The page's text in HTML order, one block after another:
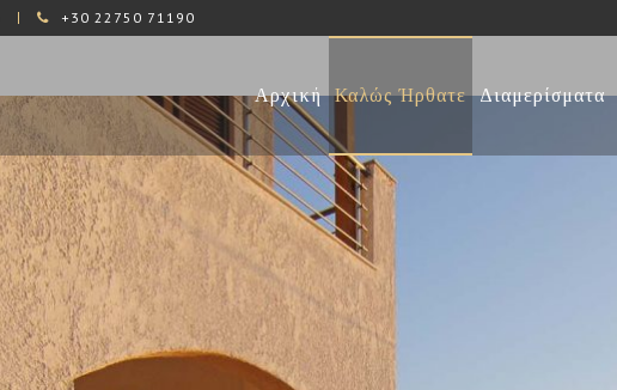
+30 22750 71190
Αρχική Καλώς Ήρθατε Διαμερίσματα